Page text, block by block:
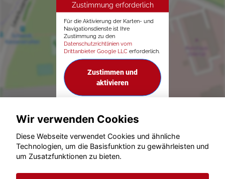
Zustimmung erforderlich
Für die Aktivierung der Karten- und
Navigationsdienste ist Ihre
Zustimmung zu den
Datenschutzrichtlinien vom
Drittanbieter Google LLC erforderlich.
Zustimmen und
aktivieren
© konjunkturmotor.de GmbH 2020 - 2026
Wir verwenden Cookies
Diese Webseite verwendet Cookies und ähnliche
Technologien, um die Basisfunktion zu gewährleisten und
um Zusatzfunktionen zu bieten.